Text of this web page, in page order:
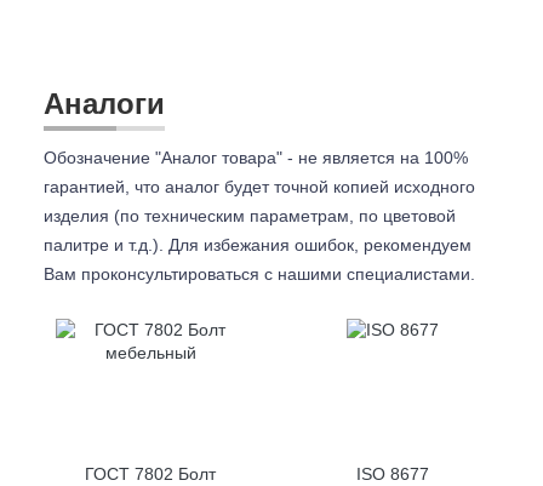
Аналоги
Обозначение "Аналог товара" - не является на 100%
гарантией, что аналог будет точной копией исходного
изделия (по техническим параметрам, по цветовой
палитре и т.д.). Для избежания ошибок, рекомендуем
Вам проконсультироваться с нашими специалистами.
ГОСТ 7802 Болт
ISO 8677